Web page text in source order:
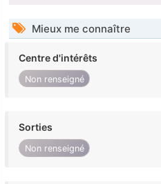
Mieux me connaître
Centre d'intérêts
Non renseigné
Sorties
Non renseigné